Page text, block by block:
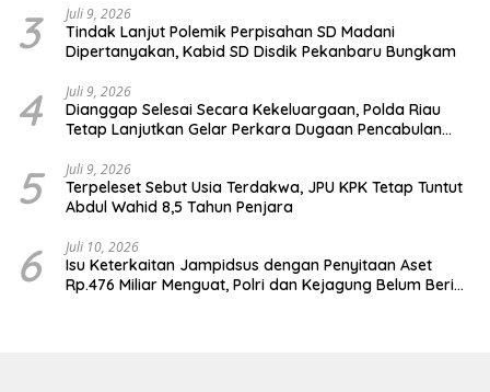
3 Juli 9, 2026
Tindak Lanjut Polemik Perpisahan SD Madani
Dipertanyakan, Kabid SD Disdik Pekanbaru Bungkam
4 Juli 9, 2026
Dianggap Selesai Secara Kekeluargaan, Polda Riau
Tetap Lanjutkan Gelar Perkara Dugaan Pencabulan
5 Juli 9, 2026
Terpeleset Sebut Usia Terdakwa, JPU KPK Tetap Tuntut
Abdul Wahid 8,5 Tahun Penjara
6 Juli 10, 2026
Isu Keterkaitan Jampidsus dengan Penyitaan Aset
Rp.476 Miliar Menguat, Polri dan Kejagung Belum Beri